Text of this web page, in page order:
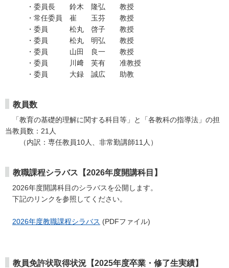
・委員長 鈴木 隆弘 教授
・常任委員 崔 玉芬 教授
・委員 松丸 啓子 教授
・委員 松丸 明弘 教授
・委員 山田 良一 教授
・委員 川﨑 芙有 准教授
・委員 大録 誠広 助教
教員数
「教育の基礎的理解に関する科目等」と「各教科の指導法」の担
当教員数：21人
（内訳：専任教員10人、非常勤講師11人）
教職課程シラバス【2026年度開講科目】
2026年度開講科目のシラバスを公開します。
下記のリンクを参照してください。
2026年度教職課程シラバス (PDFファイル)
教員免許状取得状況【2025年度卒業・修了生実績】